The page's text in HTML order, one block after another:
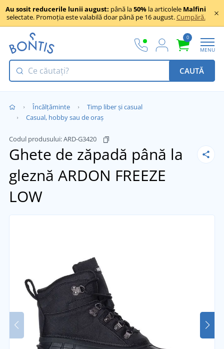
Au sosit reducerile lunii august: până la50% la articolele Malfini
selectate. Promoția este valabilă doar până pe 16 august.Cumpără.
0
MENU
CAUTĂ
Încălţăminte
Timp liber și casual
Casual, hobby sau de oraș
Codul produsului:ARD-G3420
Ghete de zăpadă până la
gleznă ARDON FREEZE
LOW